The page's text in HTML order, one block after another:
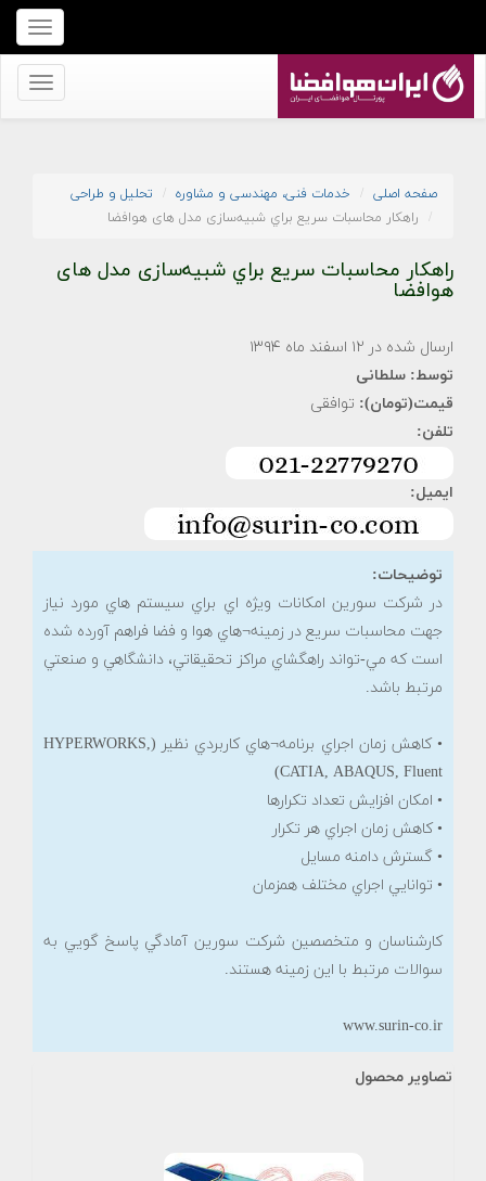
برای
نمایش
منو
برای
صفحه اصلی خدمات فنی، مهندسی و مشاوره
تحلیل و طراحی
راهکار محاسبات سريع براي شبیه‌سازی مدل های هوافضا
راهکار محاسبات سريع براي شبیه‌سازی مدل های
هوافضا
ارسال شده در ۱۲ اسفند ماه ۱۳۹۴
توسط: سلطانی
قیمت(تومان): توافقی
تلفن:
ایمیل:
توضیحات:
در شرکت سورین امکانات ويژه اي براي سيستم هاي مورد نياز
جهت محاسبات سريع در زمينه¬هاي هوا و فضا فراهم آورده شده
است که مي-تواند راهگشاي مراکز تحقيقاتي، دانشگاهي و صنعتي
مرتبط باشد.
• کاهش زمان اجراي برنامه¬هاي کاربردي نظير (HYPERWORKS,
CATIA, ABAQUS, Fluent)
• امکان افزايش تعداد تکرارها
• کاهش زمان اجراي هر تکرار
• گسترش دامنه مسايل
• توانايي اجراي مختلف همزمان
کارشناسان و متخصصين شرکت سورین آمادگي پاسخ گويي به
سوالات مرتبط با اين زمينه هستند.
www.surin-co.ir
تصاویر محصول